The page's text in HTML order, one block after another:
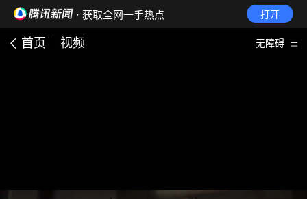
· 获取全网一手热点 打开
首页 视频 无障碍